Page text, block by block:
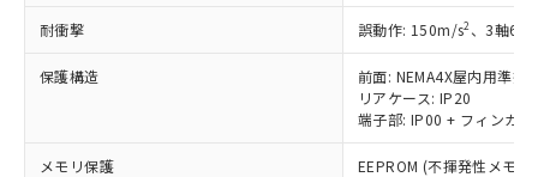
耐衝撃 誤動作: 150m/s2 、3軸6方
保護構造
前面: NEMA4X屋内用準拠
リアケース: IP20
端子部: IP00 + フィンガ
メモリ保護 EEPROM (不揮発性メモ
お客様が当ウェブサイト上で当社にご
登録された部品リストについて、当社
および当社の共同利用者が、当社の製
品・サービスに関するお客様との取
引・商談に必要な範囲で利用すること
※3 非含有証明書ダウンロード
下記の非含有証明書をダウンロードするこ
「－」：未確認です。当社販売部門へお問
キャンセル